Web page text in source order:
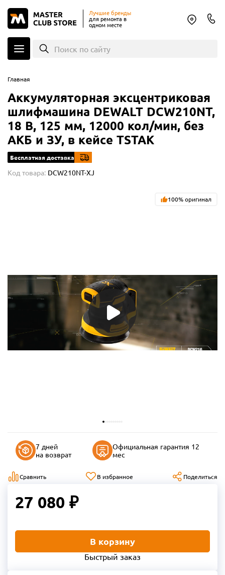
Лучшие бренды
для ремонта в
одном месте
Поиск по сайту
Главная
Аккумуляторная эксцентриковая
шлифмашина DEWALT DCW210NT,
18 В, 125 мм, 12000 кол/мин, без
АКБ и ЗУ, в кейсе TSTAK
Бесплатная доставка
Код товара: DCW210NT-XJ
100% оригинал
7 дней
на возврат
Официальная гарантия 12
мес
Сравнить В избранное Поделиться
27 080 ₽
В корзину
Быстрый заказ